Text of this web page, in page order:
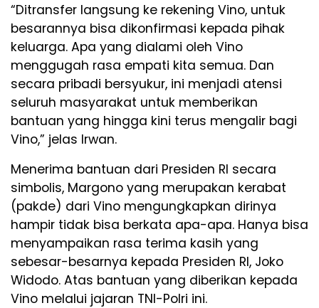
“Ditransfer langsung ke rekening Vino, untuk
besarannya bisa dikonfirmasi kepada pihak
keluarga. Apa yang dialami oleh Vino
menggugah rasa empati kita semua. Dan
secara pribadi bersyukur, ini menjadi atensi
seluruh masyarakat untuk memberikan
bantuan yang hingga kini terus mengalir bagi
Vino,” jelas Irwan.
Menerima bantuan dari Presiden RI secara
simbolis, Margono yang merupakan kerabat
(pakde) dari Vino mengungkapkan dirinya
hampir tidak bisa berkata apa-apa. Hanya bisa
menyampaikan rasa terima kasih yang
sebesar-besarnya kepada Presiden RI, Joko
Widodo. Atas bantuan yang diberikan kepada
Vino melalui jajaran TNI-Polri ini.